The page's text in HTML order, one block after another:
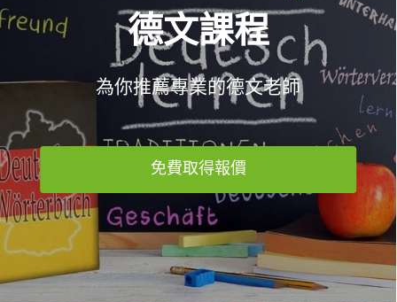
德文課程
為你推薦專業的德文老師
免費取得報價